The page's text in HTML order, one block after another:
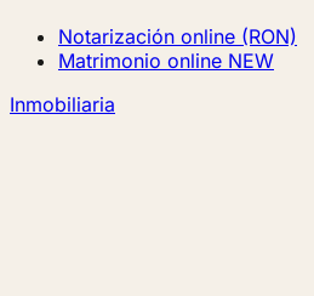
Notarización online (RON)
Matrimonio online NEW
Inmobiliaria